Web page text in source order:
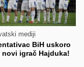
mediji
BiH uskoro
novi igrač Hajduka!